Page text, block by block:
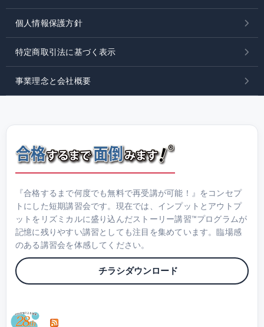
個人情報保護方針
特定商取引法に基づく表示
事業理念と会社概要
『合格するまで何度でも無料で再受講が可能！』をコンセプ
トにした短期講習会です。現在では、インプットとアウトプ
ットをリズミカルに盛り込んだストーリー講習™プログラムが
記憶に残りやすい講習としても注目を集めています。臨場感
のある講習会を体感してください。
チラシダウンロード